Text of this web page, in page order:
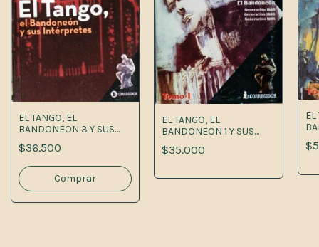
EL TANGO, EL
BANDONEON 3 Y SUS
INTERPRETES
$36.500
EL TANGO, EL
BANDONEON 1 Y SUS
INTERPRETES
$35.000
EL